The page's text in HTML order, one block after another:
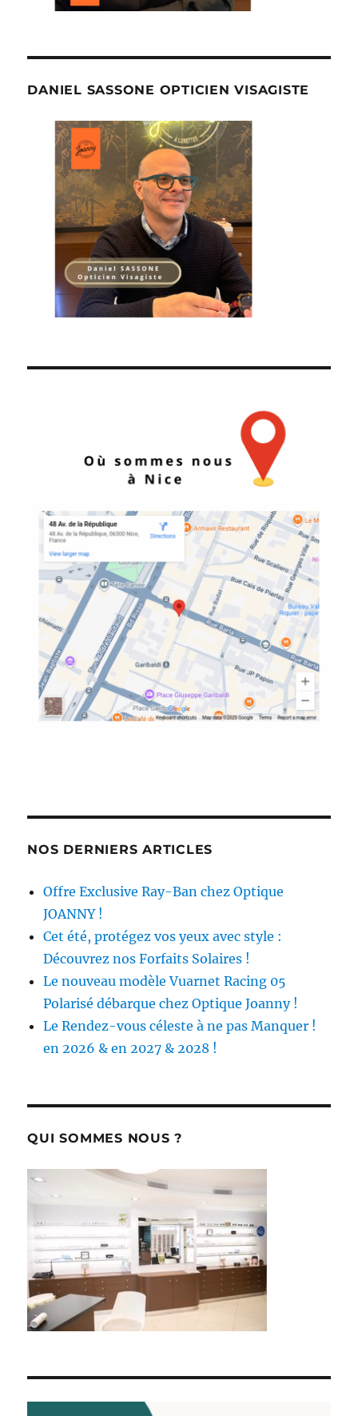
DANIEL SASSONE OPTICIEN VISAGISTE
NOS DERNIERS ARTICLES
Offre Exclusive Ray-Ban chez Optique
JOANNY !
Cet été, protégez vos yeux avec style :
Découvrez nos Forfaits Solaires !
Le nouveau modèle Vuarnet Racing 05
Polarisé débarque chez Optique Joanny !
Le Rendez-vous céleste à ne pas Manquer !
en 2026 & en 2027 & 2028 !
QUI SOMMES NOUS ?